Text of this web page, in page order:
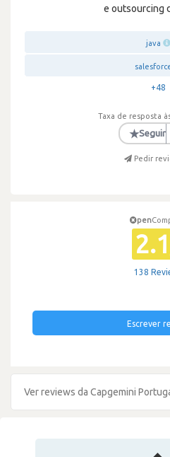
e outsourcing
java
+48
Taxa de resposta
★Seguir
Pedir
pen
2.1
138
Escrever
Ver reviews da Capgemini